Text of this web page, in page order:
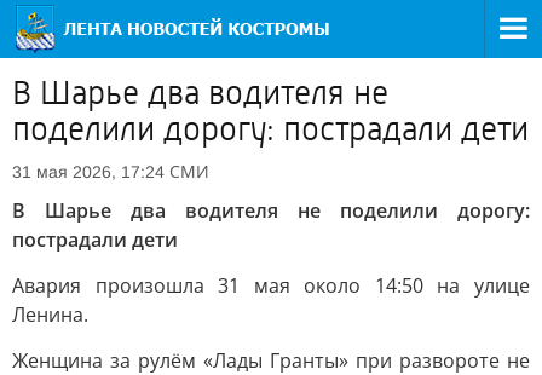
В Шарье два водителя не
поделили дорогу: пострадали дети
31 мая 2026, 17:24 СМИ
В Шарье два водителя не поделили дорогу:
пострадали дети
Авария произошла 31 мая около 14:50 на улице
Ленина.
Женщина за рулём «Лады Гранты» при развороте не